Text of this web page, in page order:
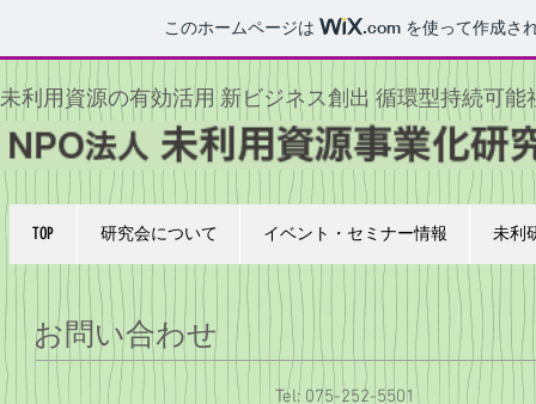
このホームページは .com を使って作成さ
未利用資源の有効活用 新ビジネス創出 循環型持続可能
TOP 研究会について イベント・セミナー情報 未利
お問い合わせ
Tel: 075-252-5501